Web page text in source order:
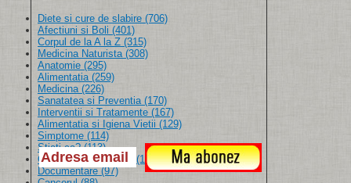
Diete si cure de slabire (706)
Afectiuni si Boli (401)
Corpul de la A la Z (315)
Medicina Naturista (308)
Anatomie (295)
Alimentatia (259)
Medicina (226)
Sanatatea si Preventia (170)
Interventii si Tratamente (167)
Alimentatia si Igiena Vietii (129)
Simptome (114)
Stiati ca?(113)
Cercetari si Progrese (104)
Documentare(97)